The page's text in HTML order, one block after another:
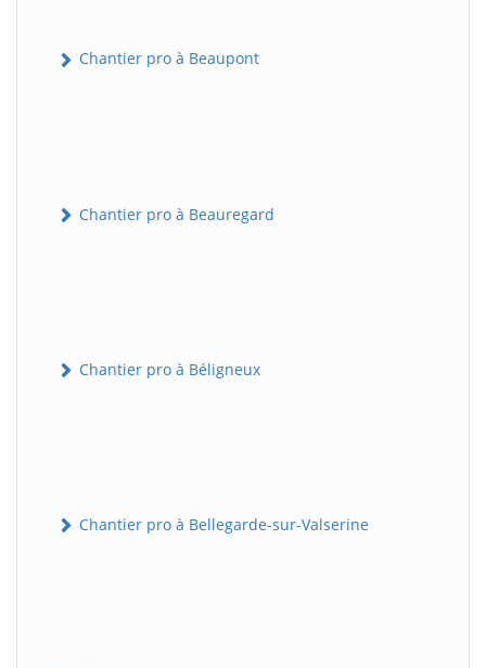
Chantier pro à Beaupont
Chantier pro à Beauregard
Chantier pro à Béligneux
Chantier pro à Bellegarde-sur-Valserine